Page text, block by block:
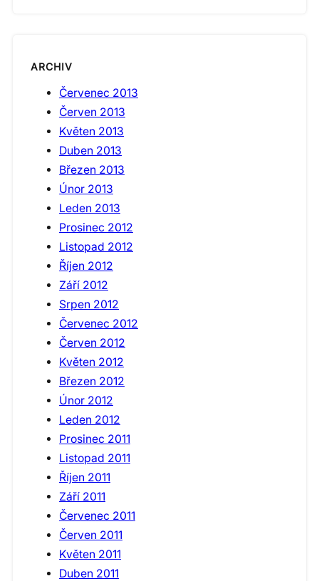
ARCHIV
Červenec 2013
Červen 2013
Květen 2013
Duben 2013
Březen 2013
Únor 2013
Leden 2013
Prosinec 2012
Listopad 2012
Říjen 2012
Září 2012
Srpen 2012
Červenec 2012
Červen 2012
Květen 2012
Březen 2012
Únor 2012
Leden 2012
Prosinec 2011
Listopad 2011
Říjen 2011
Září 2011
Červenec 2011
Červen 2011
Květen 2011
Duben 2011